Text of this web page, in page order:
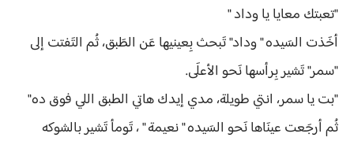
"تعبتك معايا يا وداد "
أخَذت السَيده " وداد" تَبحث بِعينيها عَن الطَبق، ثُم التَفتت إلى
"سمر" تَشير بِرأسها نَحو الأعلَى.
"بت يا سمر، انتي طويلة، مدي إيدك هاتي الطبق اللي فوق ده"
ثُم أرجَعت عينَاها نَحو السَيده " نعيمة " ، تَومأ تَشير بالشوكه